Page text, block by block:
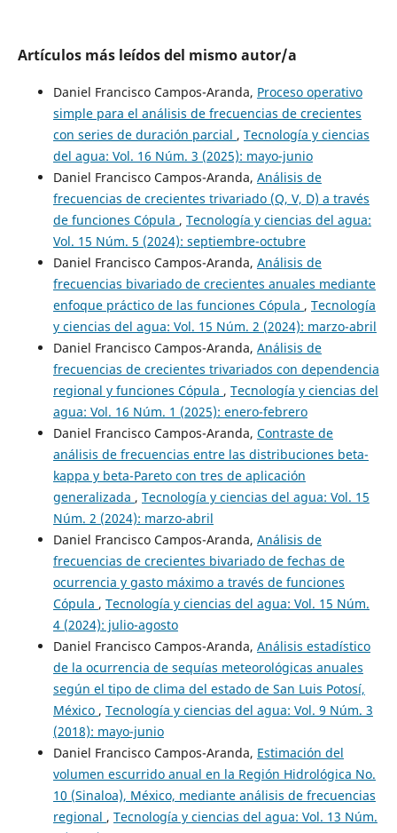
Artículos más leídos del mismo autor/a
Daniel Francisco Campos-Aranda, Proceso operativo
simple para el análisis de frecuencias de crecientes
con series de duración parcial , Tecnología y ciencias
del agua: Vol. 16 Núm. 3 (2025): mayo-junio
Daniel Francisco Campos-Aranda, Análisis de
frecuencias de crecientes trivariado (Q, V, D) a través
de funciones Cópula , Tecnología y ciencias del agua:
Vol. 15 Núm. 5 (2024): septiembre-octubre
Daniel Francisco Campos-Aranda, Análisis de
frecuencias bivariado de crecientes anuales mediante
enfoque práctico de las funciones Cópula , Tecnología
y ciencias del agua: Vol. 15 Núm. 2 (2024): marzo-abril
Daniel Francisco Campos-Aranda, Análisis de
frecuencias de crecientes trivariados con dependencia
regional y funciones Cópula , Tecnología y ciencias del
agua: Vol. 16 Núm. 1 (2025): enero-febrero
Daniel Francisco Campos-Aranda, Contraste de
análisis de frecuencias entre las distribuciones beta-
kappa y beta-Pareto con tres de aplicación
generalizada , Tecnología y ciencias del agua: Vol. 15
Núm. 2 (2024): marzo-abril
Daniel Francisco Campos-Aranda, Análisis de
frecuencias de crecientes bivariado de fechas de
ocurrencia y gasto máximo a través de funciones
Cópula , Tecnología y ciencias del agua: Vol. 15 Núm.
4 (2024): julio-agosto
Daniel Francisco Campos-Aranda, Análisis estadístico
de la ocurrencia de sequías meteorológicas anuales
según el tipo de clima del estado de San Luis Potosí,
México , Tecnología y ciencias del agua: Vol. 9 Núm. 3
(2018): mayo-junio
Daniel Francisco Campos-Aranda, Estimación del
volumen escurrido anual en la Región Hidrológica No.
10 (Sinaloa), México, mediante análisis de frecuencias
regional , Tecnología y ciencias del agua: Vol. 13 Núm.